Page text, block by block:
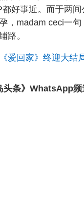
好事近。而于两
，madam ceci一
路。
《爱回家》终迎大
头条》WhatsApp频